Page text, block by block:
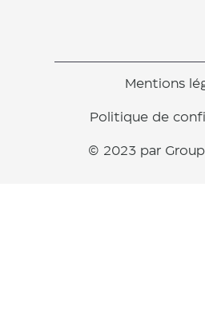
© 2023 par
Politique de
Mentions